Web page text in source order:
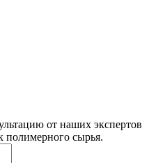
от наших экспертов
полимерного сырья.